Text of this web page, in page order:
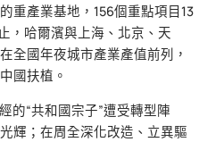
重產業基地，156個重點項目13
，哈爾濱與上海、北京、天
全國年夜城市產業產值前列，
國扶植。
的“共和國宗子”遭受轉型陣
輝；在周全深化改造、立異驅